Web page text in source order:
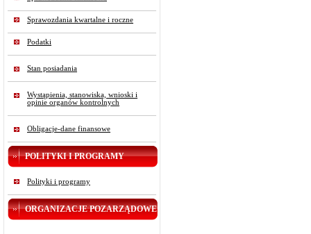
Sprawozdania kwartalne i roczne
Podatki
Stan posiadania
Wystąpienia, stanowiska, wnioski i
opinie organów kontrolnych
Obligacje-dane finansowe
POLITYKI I PROGRAMY
Polityki i programy
ORGANIZACJE POZARZĄDOWE